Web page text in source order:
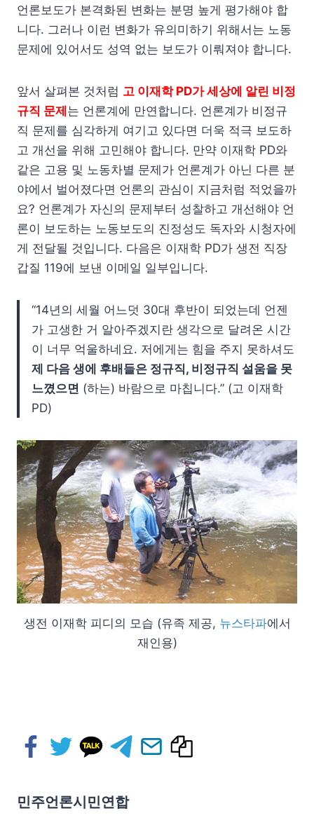
언론보도가 본격화된 변화는 분명 높게 평가해야 합
니다. 그러나 이런 변화가 유의미하기 위해서는 노동
문제에 있어서도 성역 없는 보도가 이뤄져야 합니다.
앞서 살펴본 것처럼 고 이재학 PD가 세상에 알린 비정
규직 문제 는 언론계에 만연합니다. 언론계가 비정규
직 문제를 심각하게 여기고 있다면 더욱 적극 보도하
고 개선을 위해 고민해야 합니다. 만약 이재학 PD와
같은 고용 및 노동차별 문제가 언론계가 아닌 다른 분
야에서 벌어졌다면 언론의 관심이 지금처럼 적었을까
요? 언론계가 자신의 문제부터 성찰하고 개선해야 언
론이 보도하는 노동보도의 진정성도 독자와 시청자에
게 전달될 것입니다. 다음은 이재학 PD가 생전 직장
갑질 119에 보낸 이메일 일부입니다.
“14년의 세월 어느덧 30대 후반이 되었는데 언젠
가 고생한 거 알아주겠지란 생각으로 달려온 시간
이 너무 억울하네요. 저에게는 힘을 주지 못하셔도
제 다음 생에 후배들은 정규직, 비정규직 설움을 못
느꼈으면 (하는) 바람으로 마칩니다.” (고 이재학
PD)
생전 이재학 피디의 모습 (유족 제공, 뉴스타파에서
재인용)
민주언론시민연합